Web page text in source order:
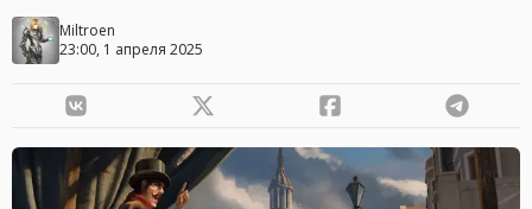
Miltroen
23:00, 1 апреля 2025